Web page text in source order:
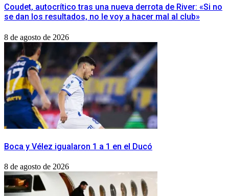
Coudet, autocrítico tras una nueva derrota de River: «Si no
se dan los resultados, no le voy a hacer mal al club»
8 de agosto de 2026
Boca y Vélez igualaron 1 a 1 en el Ducó
8 de agosto de 2026